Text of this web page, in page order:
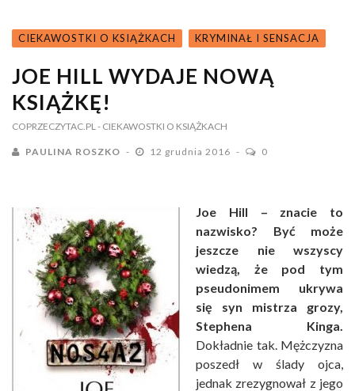
CIEKAWOSTKI O KSIĄŻKACH KRYMINAŁ I SENSACJA
JOE HILL WYDAJE NOWĄ
KSIĄŻKĘ!
COPRZECZYTAC.PL - CIEKAWOSTKI O KSIĄŻKACH
PAULINA ROSZKO 12 grudnia 2016 0
Joe Hill – znacie to
nazwisko? Być może
jeszcze nie wszyscy
wiedzą, że pod tym
pseudonimem ukrywa
się syn mistrza grozy,
Stephena Kinga.
Dokładnie tak. Mężczyzna
poszedł w ślady ojca,
jednak zrezygnował z jego